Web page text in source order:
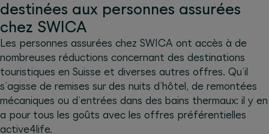
destinées aux personnes assurées
chez SWICA
Les personnes assurées chez SWICA ont accès à de
nombreuses réductions concernant des destinations
touristiques en Suisse et diverses autres offres. Qu’il
s’agisse de remises sur des nuits d’hôtel, de remontées
mécaniques ou d’entrées dans des bains thermaux: il y en
a pour tous les goûts avec les offres préférentielles
active4life.